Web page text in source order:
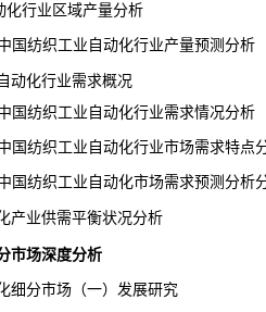
业区域产量分析
织工业自动化行业产量预测分析
化行业需求概况
织工业自动化行业需求情况分析
织工业自动化行业市场需求特点
织工业自动化市场需求预测分析
业供需平衡状况分析
市场深度分析
分市场（一）发展研究